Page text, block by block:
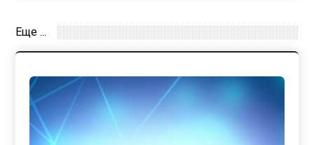
Еще ...